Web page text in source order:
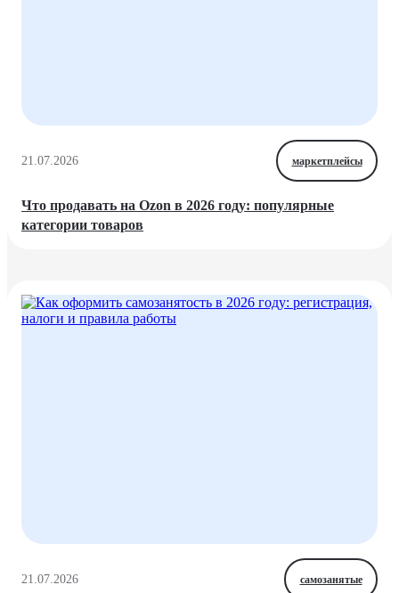
21.07.2026 маркетплейсы
Что продавать на Ozon в 2026 году: популярные
категории товаров
21.07.2026 самозанятые